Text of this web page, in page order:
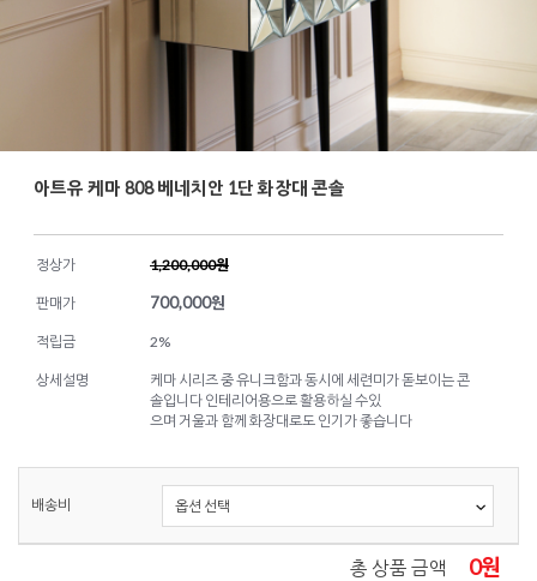
아트유 케마 808 베네치안 1단 화장대 콘솔
정상가 1,200,000원
판매가 700,000원
적립금 2%
상세설명
케마 시리즈 중 유니크함과 동시에 세련미가 돋보이는 콘
솔입니다 인테리어용으로 활용하실 수있
으며 거울과 함께 화장대로도 인기가 좋습니다
배송비
총 상품 금액 0원